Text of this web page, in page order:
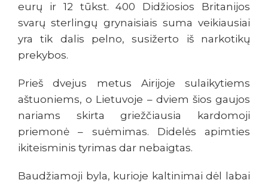
eurų ir 12 tūkst. 400 Didžiosios Britanijos
svarų sterlingų grynaisiais suma veikiausiai
yra tik dalis pelno, susižerto iš narkotikų
prekybos.
Prieš dvejus metus Airijoje sulaikytiems
aštuoniems, o Lietuvoje – dviem šios gaujos
nariams skirta griežčiausia kardomoji
priemonė – suėmimas. Didelės apimties
ikiteisminis tyrimas dar nebaigtas.
Baudžiamoji byla, kurioje kaltinimai dėl labai